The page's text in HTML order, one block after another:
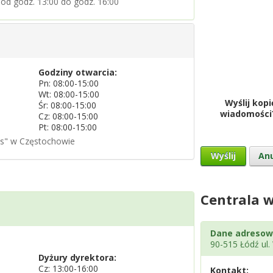
Godziny otwarcia:
Pn: 08:00-15:00
Wt: 08:00-15:00
Śr: 08:00-15:00
Cz: 08:00-15:00
Pt: 08:00-15:00
w Częstochowie
Dyżury dyrektora:
Cz: 13:00-16:00
Wyślij
Wyślij
Centrala
Dane
90-515 Łódź
Kontakt: